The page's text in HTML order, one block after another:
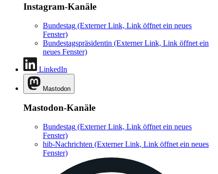
Instagram-Kanäle
Bundestag (Externer Link, Link öffnet ein neues
Fenster)
Bundestagspräsidentin (Externer Link, Link öffnet ein
neues Fenster)
LinkedIn
Mastodon
Mastodon-Kanäle
Bundestag (Externer Link, Link öffnet ein neues
Fenster)
hib-Nachrichten (Externer Link, Link öffnet ein neues
Fenster)